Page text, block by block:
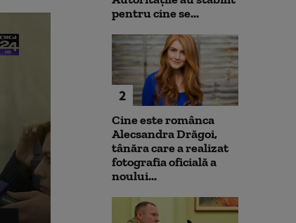
pentru cine se...
2
Cine este românca
Alecsandra Drăgoi,
tânăra care a realizat
fotografia oficială a
noului...